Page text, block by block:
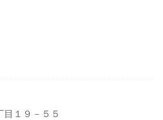
１９－５５